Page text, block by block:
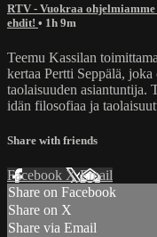
RTV - Vuokraa
ehdit! • 1h 9m
Teemu Kassilan
kertaa Pertti Seppälä,
taolaisuuden asiantuntija.
idän filosofiaa ja
Share with friends
Facebook XEmail
Share on Facebook
Share on X
Share via Email